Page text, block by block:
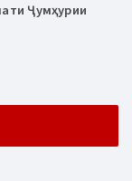
Ҷумҳурии